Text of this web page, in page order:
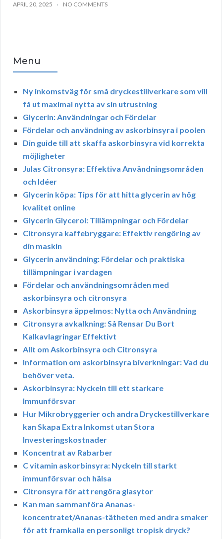
APRIL 20, 2025 NO COMMENTS
Menu
Ny inkomstväg för små dryckestillverkare som vill
få ut maximal nytta av sin utrustning
Glycerin: Användningar och Fördelar
Fördelar och användning av askorbinsyra i poolen
Din guide till att skaffa askorbinsyra vid korrekta
möjligheter
Julas Citronsyra: Effektiva Användningsområden
och Idéer
Glycerin köpa: Tips för att hitta glycerin av hög
kvalitet online
Glycerin Glycerol: Tillämpningar och Fördelar
Citronsyra kaffebryggare: Effektiv rengöring av
din maskin
Glycerin användning: Fördelar och praktiska
tillämpningar i vardagen
Fördelar och användningsområden med
askorbinsyra och citronsyra
Askorbinsyra äppelmos: Nytta och Användning
Citronsyra avkalkning: Så Rensar Du Bort
Kalkavlagringar Effektivt
Allt om Askorbinsyra och Citronsyra
Information om askorbinsyra biverkningar: Vad du
behöver veta.
Askorbinsyra: Nyckeln till ett starkare
Immunförsvar
Hur Mikrobryggerier och andra Dryckestillverkare
kan Skapa Extra Inkomst utan Stora
Investeringskostnader
Koncentrat av Rabarber
C vitamin askorbinsyra: Nyckeln till starkt
immunförsvar och hälsa
Citronsyra för att rengöra glasytor
Kan man sammanföra Ananas-
koncentratet/Ananas-tätheten med andra smaker
för att framkalla en personligt tropisk dryck?